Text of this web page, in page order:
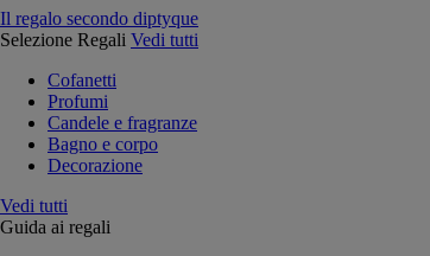
Il regalo secondo diptyque
Selezione Regali Vedi tutti
Cofanetti
Profumi
Candele e fragranze
Bagno e corpo
Decorazione
Vedi tutti
Guida ai regali